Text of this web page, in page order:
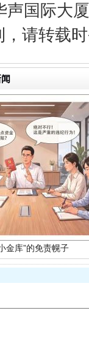
声国际大
，请转载
窑火 生生不息
金库”的免责幌子